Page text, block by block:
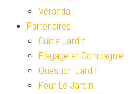
Véranda
Partenaires
Guide Jardin
Elagage et Compagnie
Question Jardin
Pour Le Jardin